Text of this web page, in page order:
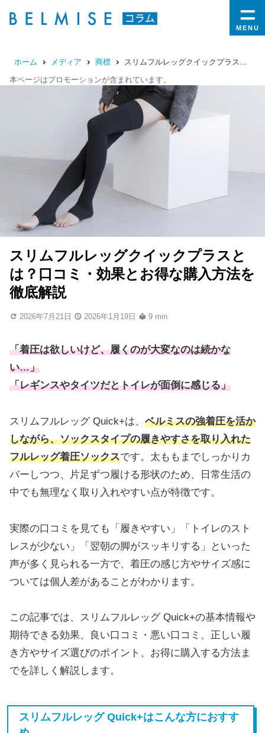
MENU
ホーム メディア 商標
スリムフルレッグクイックプラスとは？口コミ・効果とお得な購入方法を徹底解説
本ページはプロモーションが含まれています。
スリムフルレッグクイックプラスと
は？口コミ・効果とお得な購入方法を
徹底解説
2026年7月21日 2026年1月19日 9 min
「着圧は欲しいけど、履くのが大変なのは続かな
い…」
「レギンスやタイツだとトイレが面倒に感じる」
スリムフルレッグ Quick+は、 ベルミスの強着圧を活か
しながら、ソックスタイプの履きやすさを取り入れた
フルレッグ着圧ソックスです。太ももまでしっかりカ
バーしつつ、片足ずつ履ける形状のため、日常生活の
中でも無理なく取り入れやすい点が特徴です。
実際の口コミを見ても「履きやすい」「トイレのスト
レスが少ない」「翌朝の脚がスッキリする」といった
声が多く見られる一方で、着圧の感じ方やサイズ感に
ついては個人差があることがわかります。
この記事では、スリムフルレッグ Quick+の基本情報や
期待できる効果、良い口コミ・悪い口コミ、正しい履
き方やサイズ選びのポイント、お得に購入する方法ま
でを詳しく解説します。
スリムフルレッグ Quick+はこんな方におすす